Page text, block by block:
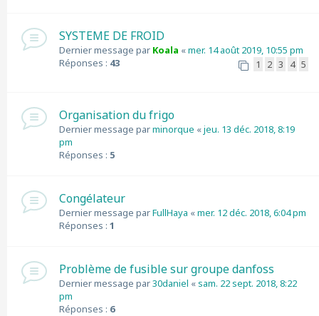
SYSTEME DE FROID
Dernier message par Koala «mer. 14 août 2019, 10:55 pm
Réponses : 43 1 2 3 4 5
Organisation du frigo
Dernier message parminorque «jeu. 13 déc. 2018, 8:19
pm
Réponses : 5
Congélateur
Dernier message parFullHaya «mer. 12 déc. 2018, 6:04 pm
Réponses : 1
Problème de fusible sur groupe danfoss
Dernier message par30daniel «sam. 22 sept. 2018, 8:22
pm
Réponses : 6